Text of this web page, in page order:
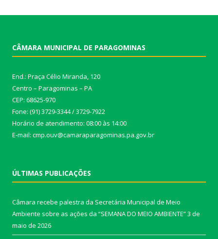
CÂMARA MUNICIPAL DE PARAGOMINAS
End.: Praça Célio Miranda, 120
Centro – Paragominas – PA
CEP: 68625-970
Fone: (91) 3729-3344 / 3729-7922
Horário de atendimento: 08:00 às 14:00
E-mail: cmp.ouv@camaraparagominas.pa.gov.br
ÚLTIMAS PUBLICAÇÕES
Câmara recebe palestra da Secretária Municipal de Meio
Ambiente sobre as ações da “SEMANA DO MEIO AMBIENTE”3 de
maio de 2026